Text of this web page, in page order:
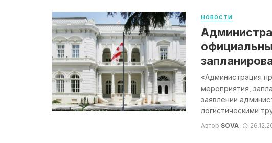
НОВОСТИ
«Администрация
мероприятия,
заявлении
логистическими
Автор SOVA